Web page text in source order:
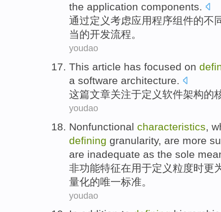
the application components.
通过定义考虑应用程序组件的不
当的开发流程。
youdao
This article has focused on
a software architecture.
这篇文章关注于定义软件架构的
youdao
Nonfunctional characteristics
defining granularity, are more
are inadequate as the sole
非功能特征在用于定义 粒度时更
量化的唯一标准。
youdao